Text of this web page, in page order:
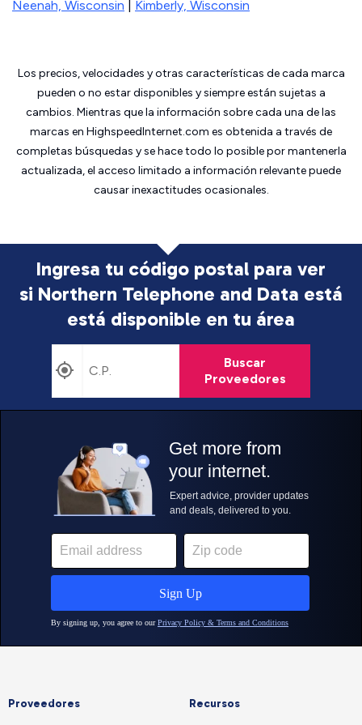
Neenah, Wisconsin
Kimberly, Wisconsin
Los precios, velocidades y otras características de cada marca
pueden o no estar disponibles y siempre están sujetas a
cambios. Mientras que la información sobre cada una de las
marcas en HighspeedInternet.com es obtenida a través de
completas búsquedas y se hace todo lo posible por mantenerla
actualizada, el acceso limitado a información relevante puede
causar inexactitudes ocasionales.
Ingresa tu código postal para ver
si Northern Telephone and Data está
está disponible en tu área
Buscar
Proveedores
Proveedores Recursos